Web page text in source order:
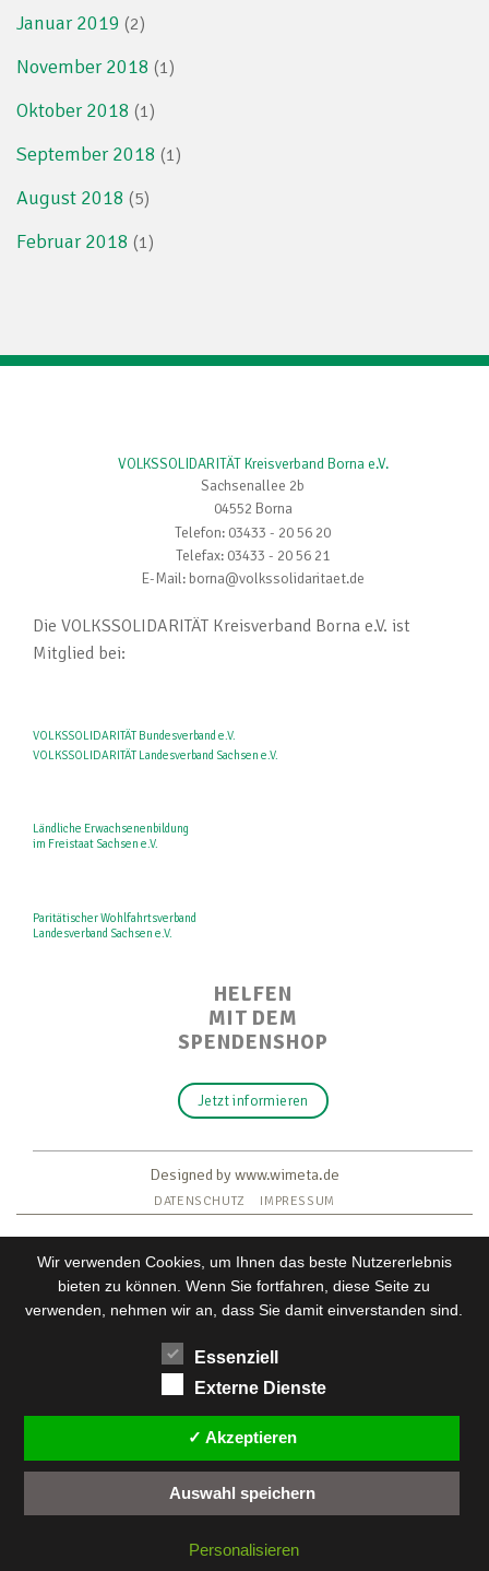
Januar 2019 (2)
November 2018 (1)
Oktober 2018 (1)
September 2018 (1)
August 2018 (5)
Februar 2018 (1)
VOLKSSOLIDARITÄT Kreisverband Borna e.V.
Sachsenallee 2b
04552 Borna
Telefon: 03433 - 20 56 20
Telefax: 03433 - 20 56 21
E-Mail: borna@volkssolidaritaet.de
Die VOLKSSOLIDARITÄT Kreisverband Borna e.V. ist
Mitglied bei:
VOLKSSOLIDARITÄT Bundesverband e.V.
VOLKSSOLIDARITÄT Landesverband Sachsen e.V.
Ländliche Erwachsenenbildung
im Freistaat Sachsen e.V.
Paritätischer Wohlfahrtsverband
Landesverband Sachsen e.V.
HELFEN
MIT DEM
SPENDENSHOP
Jetzt informieren
Designed by www.wimeta.de
DATENSCHUTZ IMPRESSUM
In den kannst du erfahren, welche Cookies
wir verwenden oder sie ausschalten.
Wir verwenden Cookies, um Ihnen das beste Nutzererlebnis
bieten zu können. Wenn Sie fortfahren, diese Seite zu
verwenden, nehmen wir an, dass Sie damit einverstanden sind.
Essenziell
Externe Dienste
✓ Akzeptieren
Auswahl speichern
Personalisieren